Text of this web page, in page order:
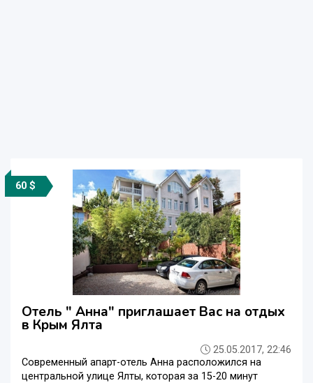
60 $
Отель " Анна" приглашает Вас на отдых
в Крым Ялта
25.05.2017, 22:46
Современный апарт-отель Анна расположился на
центральной улице Ялты, которая за 15-20 минут